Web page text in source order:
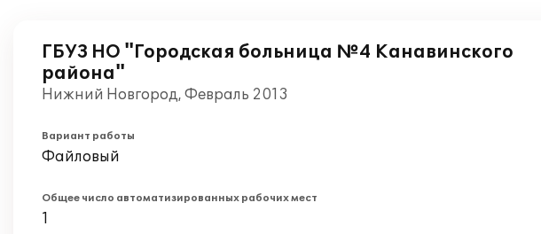
ГБУЗ НО "Городская больница №4 Канавинского
района"
Нижний Новгород, Февраль 2013
Вариант работы
Файловый
Общее число автоматизированных рабочих мест
1